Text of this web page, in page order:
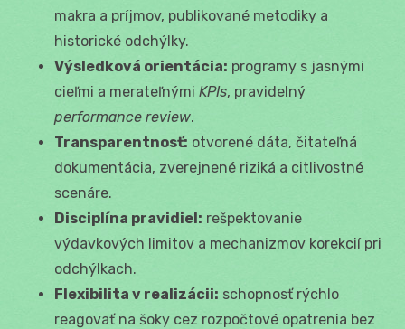
makra a príjmov, publikované metodiky a
historické odchýlky.
Výsledková orientácia: programy s jasnými
cieľmi a merateľnými KPIs, pravidelný
performance review.
Transparentnosť: otvorené dáta, čitateľná
dokumentácia, zverejnené riziká a citlivostné
scenáre.
Disciplína pravidiel: rešpektovanie
výdavkových limitov a mechanizmov korekcií pri
odchýlkach.
Flexibilita v realizácii: schopnosť rýchlo
reagovať na šoky cez rozpočtové opatrenia bez